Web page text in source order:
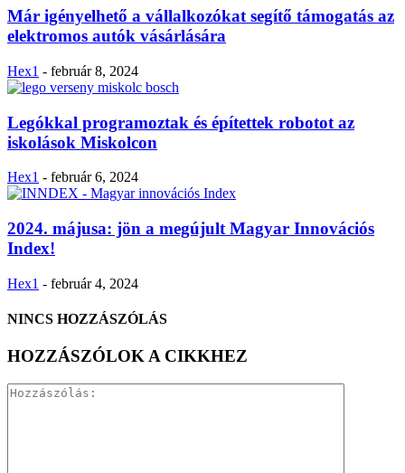
Már igényelhető a vállalkozókat segítő támogatás az
elektromos autók vásárlására
Hex1 - február 8, 2024
Legókkal programoztak és építettek robotot az
iskolások Miskolcon
Hex1 - február 6, 2024
2024. májusa: jön a megújult Magyar Innovációs
Index!
Hex1 - február 4, 2024
NINCS HOZZÁSZÓLÁS
HOZZÁSZÓLOK A CIKKHEZ